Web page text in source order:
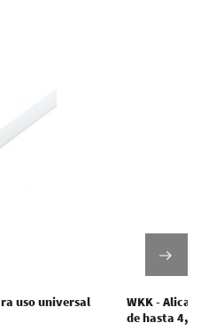
uso universal
WKK -
de hasta 4,8